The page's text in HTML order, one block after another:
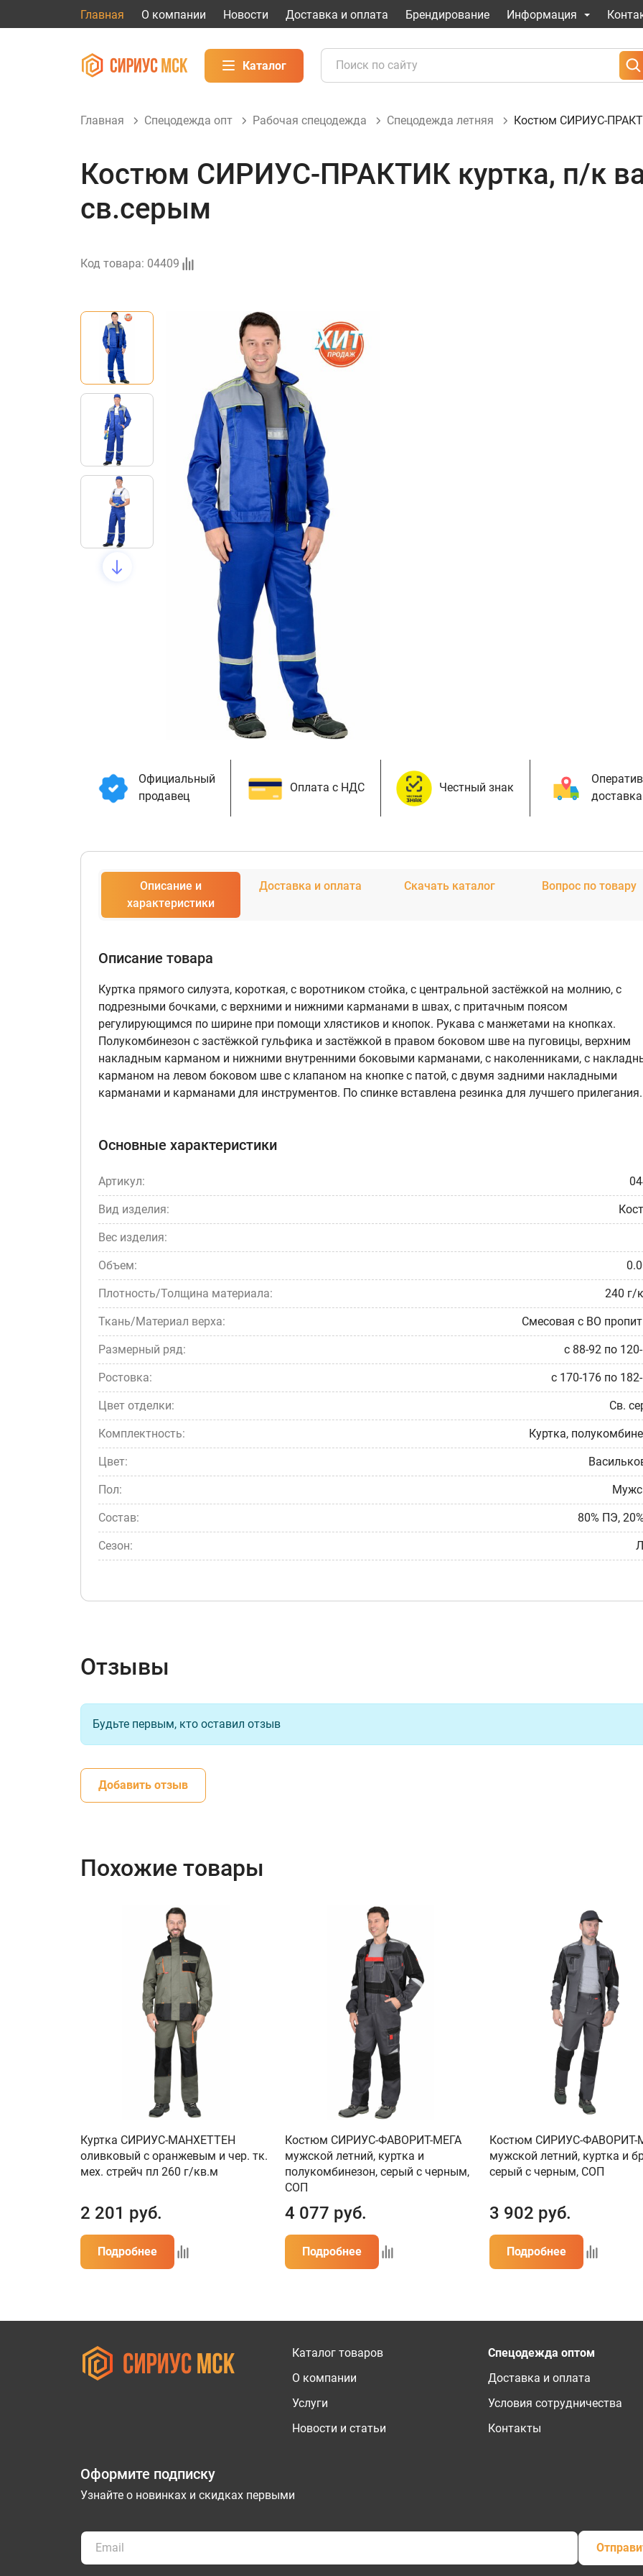
Главная О компании Новости Доставка и оплата Брендирование Информация
Каталог
Главная Спецодежда опт Рабочая спецодежда Спецодежда летняя Костюм СИРИУС-
Костюм СИРИУС-ПРАКТИК куртка, п/к
св.серым
Код товара: 04409
Официальный
продавец
Оплата с НДС Честный знак
доставка
Описание и
характеристики
Доставка и оплата Скачать каталог Вопрос по товару
Описание товара
Куртка прямого силуэта, короткая, с воротником стойка, с центральной застёжкой на молнию, с
подрезными бочками, с верхними и нижними карманами в швах, с притачным поясом
регулирующимся по ширине при помощи хлястиков и кнопок. Рукава с манжетами на кнопках.
Полукомбинезон с застёжкой гульфика и застёжкой в правом боковом шве на пуговицы, верхним
накладным карманом и нижними внутренними боковыми карманами, с наколенниками, с
карманом на левом боковом шве с клапаном на кнопке с патой, с двумя задними накладными
карманами и карманами для инструментов. По спинке вставлена резинка для лучшего прилегания.
Основные характеристики
Артикул:
Вид изделия:
Вес изделия:
Объем:
Плотность/Толщина материала: 240 г/
Ткань/Материал верха: Смесовая с ВО
Размерный ряд: с 88-92 по
Ростовка: с 170-176 по
Цвет отделки: Св.
Комплектность: Куртка,
Цвет:
Пол:
Состав: 80% ПЭ,
Сезон:
Отзывы
Будьте первым, кто оставил отзыв
Добавить отзыв
Похожие товары
Куртка СИРИУС-МАНХЕТТЕН
оливковый с оранжевым и чер. тк.
мех. стрейч пл 260 г/кв.м
2 201 руб.
Подробнее
Костюм СИРИУС-ФАВОРИТ-МЕГА
мужской летний, куртка и
полукомбинезон, серый с черным,
СОП
4 077 руб.
Подробнее
Костюм СИРИУС-ФАВОРИТ-
мужской летний, куртка и
серый с черным, СОП
3 902 руб.
Подробнее
Каталог товаров
О компании
Услуги
Новости и статьи
Спецодежда оптом
Доставка и оплата
Условия сотрудничества
Контакты
Оформите подписку
Узнайте о новинках и скидках первыми